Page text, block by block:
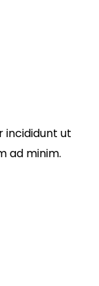
incididunt ut
ad minim.